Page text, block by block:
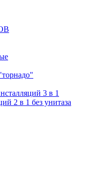
3 в 1
2 в 1 без унитаза